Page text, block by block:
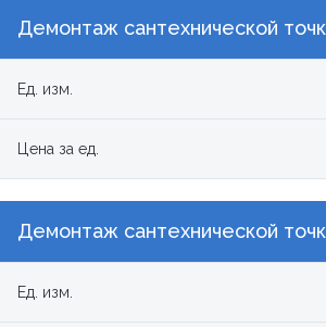
Демонтаж сантехнической
Ед. изм.
Цена за ед.
Демонтаж сантехнической
Ед. изм.